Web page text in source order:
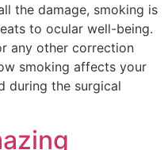
the damage, smoking is
to ocular well-being.
any other correction
smoking affects your
during the surgical